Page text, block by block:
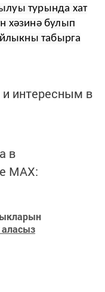
турында хат
хәзинә булып
табырга
интересным в
в
MАХ:
аласыз